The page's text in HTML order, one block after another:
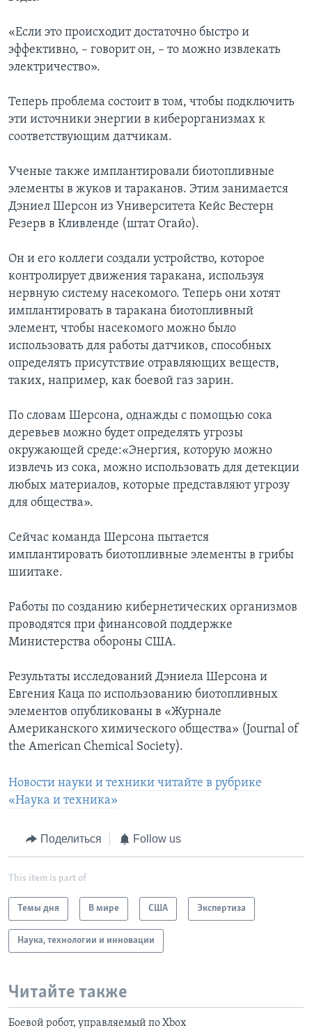
«Если это происходит достаточно быстро и
эффективно, – говорит он, – то можно извлекать
электричество».
Теперь проблема состоит в том, чтобы подключить
эти источники энергии в киберорганизмах к
соответствующим датчикам.
Ученые также имплантировали биотопливные
элементы в жуков и тараканов. Этим занимается
Дэниел Шерсон из Университета Кейс Вестерн
Резерв в Кливленде (штат Огайо).
Он и его коллеги создали устройство, которое
контролирует движения таракана, используя
нервную систему насекомого. Теперь они хотят
имплантировать в таракана биотопливный
элемент, чтобы насекомого можно было
использовать для работы датчиков, способных
определять присутствие отравляющих веществ,
таких, например, как боевой газ зарин.
По словам Шерсона, однажды с помощью сока
деревьев можно будет определять угрозы
окружающей среде:«Энергия, которую можно
извлечь из сока, можно использовать для детекции
любых материалов, которые представляют угрозу
для общества».
Сейчас команда Шерсона пытается
имплантировать биотопливные элементы в грибы
шиитаке.
Работы по созданию кибернетических организмов
проводятся при финансовой поддержке
Министерства обороны США.
Результаты исследований Дэниела Шерсона и
Евгения Каца по использованию биотопливных
элементов опубликованы в «Журнале
Американского химического общества» (Journal of
the American Chemical Society).
Новости науки и техники читайте в рубрике
«Наука и техника»
Поделиться Follow us
This item is part of
Темы дня В мире США Экспертиза
Наука, технологии и инновации
Читайте также
Боевой робот, управляемый по Xbox